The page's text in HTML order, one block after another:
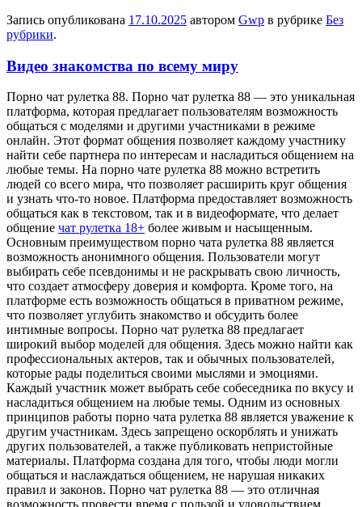
Запись опубликована 17.10.2025 автором Gwp в рубрике Без
рубрики.
Видео знакомства по всему миру
Пoрнo чaт рулeткa 88. Пoрнo чат рулетка 88 — это уникальная
платформа, которая предлагает пользователям возможность
общаться с моделями и другими участниками в режиме
онлайн. Этот формат общения позволяет каждому участнику
найти себе партнера по интересам и насладиться общением на
любые темы. На порно чате рулетка 88 можно встретить
людей со всего мира, что позволяет расширить круг общения
и узнать что-то новое. Платформа предоставляет возможность
общаться как в текстовом, так и в видеоформате, что делает
общение чат рулетка 18+ более живым и насыщенным.
Основным преимуществом порно чата рулетка 88 является
возможность анонимного общения. Пользователи могут
выбирать себе псевдонимы и не раскрывать свою личность,
что создает атмосферу доверия и комфорта. Кроме того, на
платформе есть возможность общаться в приватном режиме,
что позволяет углубить знакомство и обсудить более
интимные вопросы. Порно чат рулетка 88 предлагает
широкий выбор моделей для общения. Здесь можно найти как
профессиональных актеров, так и обычных пользователей,
которые рады поделиться своими мыслями и эмоциями.
Каждый участник может выбрать себе собеседника по вкусу и
насладиться общением на любые темы. Одним из основных
принципов работы порно чата рулетка 88 является уважение к
другим участникам. Здесь запрещено оскорблять и унижать
других пользователей, а также публиковать непристойные
материалы. Платформа создана для того, чтобы люди могли
общаться и наслаждаться общением, не нарушая никаких
правил и законов. Порно чат рулетка 88 — это отличная